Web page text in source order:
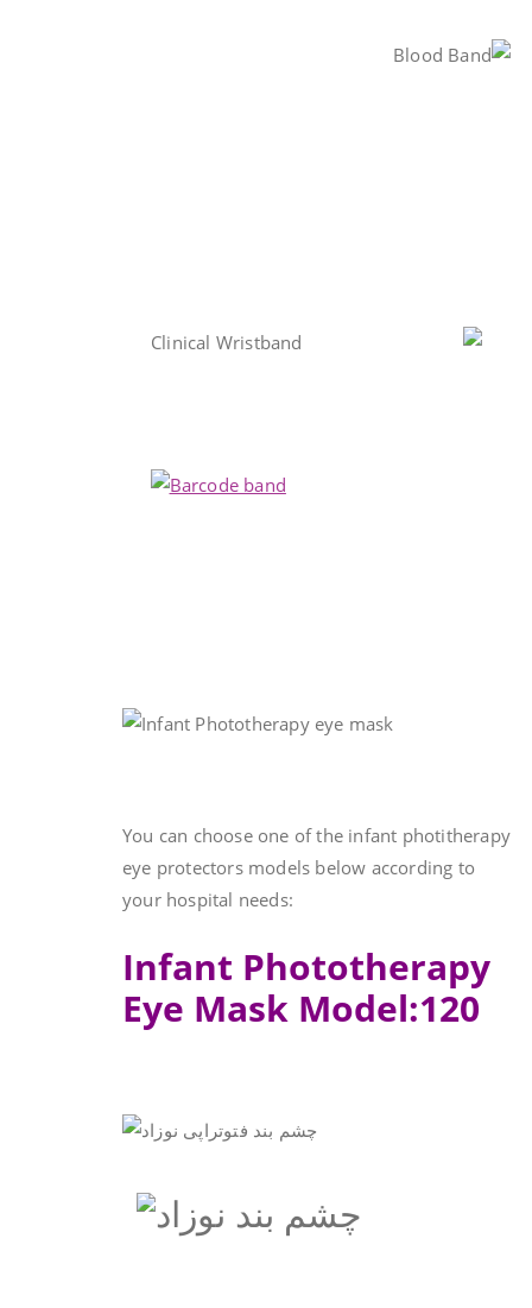
You can choose one of the infant photitherapy
eye protectors models below according to
your hospital needs:
Infant Phototherapy
Eye Mask Model:120